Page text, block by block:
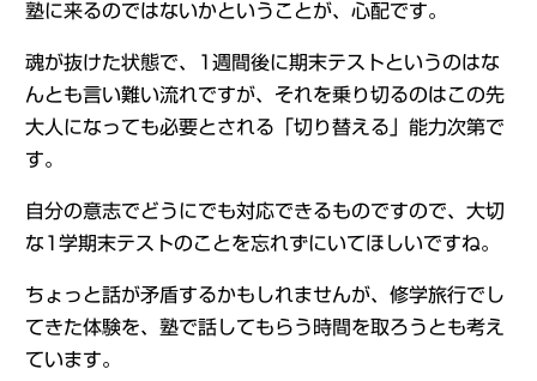
塾に来るのではないかということが、心配です。
魂が抜けた状態で、1週間後に期末テストというのはな
んとも言い難い流れですが、それを乗り切るのはこの先
大人になっても必要とされる「切り替える」能力次第で
す。
自分の意志でどうにでも対応できるものですので、大切
な1学期末テストのことを忘れずにいてほしいですね。
ちょっと話が矛盾するかもしれませんが、修学旅行でし
てきた体験を、塾で話してもらう時間を取ろうとも考え
ています。